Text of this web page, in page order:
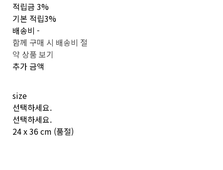
적립금 3%
기본 적립3%
배송비-
함께 구매 시 배송비 절
약 상품 보기
추가 금액
size
선택하세요.
선택하세요.
24 x 36 cm (품절)